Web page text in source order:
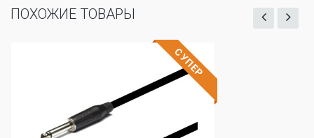
ПОХОЖИЕ ТОВАРЫ
СУПЕР